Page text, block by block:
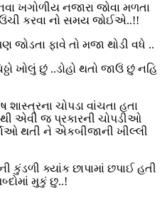
ખગોળીય નજારા જોવા મળતા
કરવા નો સમય જોઈએ..!!
જોડતા ફાવે તો મજા થોડી વધે ..
ખોલું છું ..ડોહો થતો જાઉં છું નહિ
ચોપડા વાંચતા હતા
એવી જ પ્રકારની ચોપડીઓ
થતી ને એકબીજાની ખીલ્લી
કુંડળી ક્યાંક છાપામાં છપાઈ હતી
મુકું છુ..!